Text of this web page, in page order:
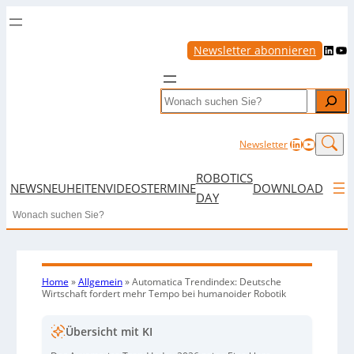
Newsletter abonnieren LinkedIn YouTube
Search
NewsletterLinkedIn
NEWSNEUHEITENVIDEOSTERMINE
ROBOTICS
DAY
DOWNLOAD
Search
Home »Allgemein»Automatica Trendindex: Deutsche
Wirtschaft fordert mehr Tempo bei humanoider Robotik
Übersicht mit KI